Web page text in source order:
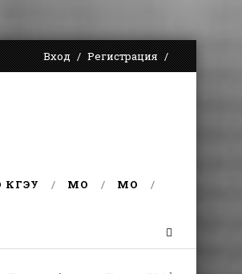
Вход Регистрация
КГЭУ MO
MO